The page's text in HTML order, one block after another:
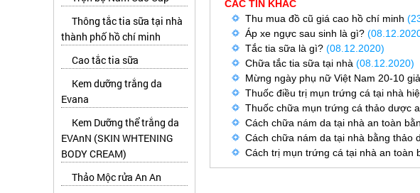
Thông tắc tia sữa tại nhà
thành phố hồ chí minh
Cao tắc tia sữa
Kem dưỡng trắng da
Evana
Kem Dưỡng thể trắng da
EVAnN (SKIN WHTENING
BODY CREAM)
Thảo Mộc rửa An An
CÁC TIN KHÁC
Thu mua đồ cũ giá cao hồ chí minh
Áp xe ngực sau sinh là gì?
Tắc tia sữa là gì?(08.12.2020)
Chữa tắc tia sữa tại nhà(08.12.2020)
Mừng ngày phụ nữ Việt Nam 20-10
Thuốc điều trị mụn trứng cá tại nhà
Thuốc chữa mụn trứng cá thảo dược
Cách chữa nám da tại nhà an toàn
Cách chữa nám da tại nhà bằng thảo
Cách trị mụn trứng cá tại nhà an toàn